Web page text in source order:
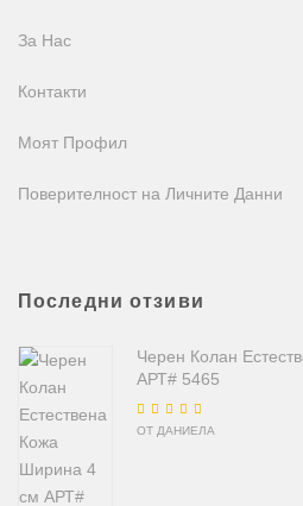
За Нас
Контакти
Моят Профил
Поверителност на Личните Данни
Последни отзиви
Черен Колан
АРТ# 5465
Оценено на
ОТ ДАНИЕЛА